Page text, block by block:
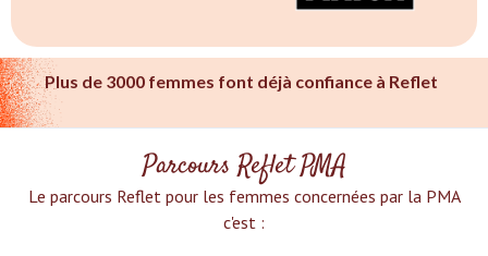
Plus de 3000 femmes font déjà confiance à Reflet
Parcours Reflet PMA
Le parcours Reflet pour les femmes concernées par la PMA
c'est :‍